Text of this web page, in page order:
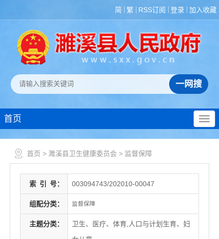
简 繁 RSS订阅 登录 加入收藏
首页
首页 > 濉溪县卫生健康委员会 > 监督保障
索 引 号： 003094743/202010-00047
组配分类： 监督保障
主题分类：
卫生、医疗、体育,人口与计划生育、妇